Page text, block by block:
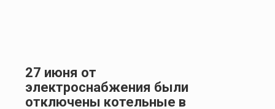
27 июня от
электроснабжения были
отключены котельные в